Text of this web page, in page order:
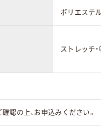
ポリエステ
ストレッチ・
認の上、お申込みください。